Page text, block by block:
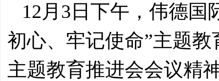
12月3日下午，伟德国
初心、牢记使命”主题
主题教育推进会会议精